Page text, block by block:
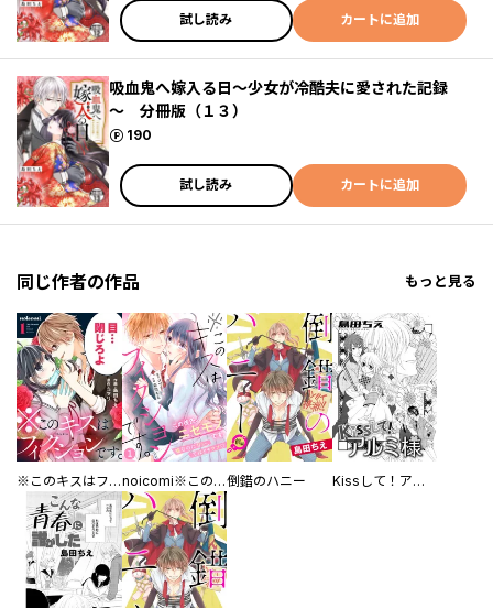
試し読み カートに追加
吸血鬼へ嫁入る日～少女が冷酷夫に愛された記録
～ 分冊版（１３）
190
ポイント
試し読み カートに追加
同じ作者の作品 もっと見る
※このキスはフィクションです。 noicomi※このキスはフィクションです。倒錯のハニー Kissして！アルミ様